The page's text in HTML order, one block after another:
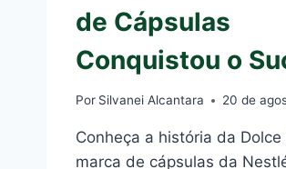
de Cápsulas
Conquistou o
Por Silvanei Alcantara 20 de
Conheça a história da Dolce
marca de cápsulas da